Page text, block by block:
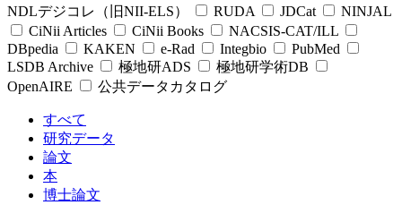
NDLデジコレ（旧NII-ELS）
RUDA JDCat
NINJAL
CiNii Articles
CiNii Books
NACSIS-CAT/ILL
DBpedia
KAKEN e-Rad Integbio
PubMed
LSDB Archive
極地研ADS
極地研学術DB
OpenAIRE
公共データカタログ
すべて
研究データ
論文
本
博士論文